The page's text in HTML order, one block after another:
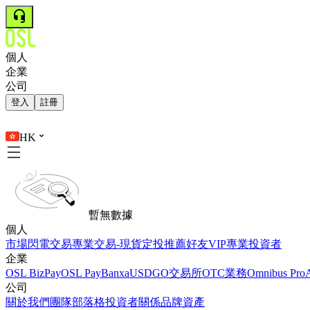
個人
企業
公司
登入 註冊
HK
暫無數據
個人
市場閃電交易專業交易-現貨定投推薦好友VIP專業投資者
企業
OSL BizPayOSL PayBanxaUSDGO交易所OTC業務Omnibus Pro
公司
關於我們 團隊部落格投資者關係品牌資產